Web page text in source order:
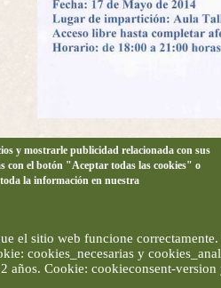
y mostrarle publicidad relacionada con sus
con el botón "Aceptar todas las cookies" o
la información en nuestra
el sitio web funcione
cookies_necesarias y
Cookie: cookieconsent-